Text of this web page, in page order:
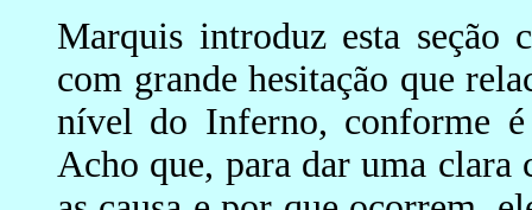
Marquis introduz esta seção
com grande hesitação que
nível do Inferno, conforme
Acho que, para dar uma clara